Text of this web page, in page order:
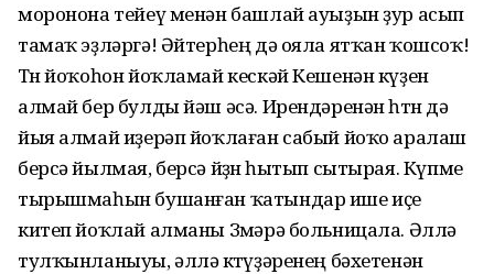
моронона тейеү менән башлай ауыҙын ҙур асып
тамаҡ эҙләргә! Әйтерһең дә ояла ятҡан ҡошсоҡ!
Төн йоҡоһон йоҡламай кескәй Кешенән күҙен
алмай бер булды йәш әсә. Ирендәренән һөтөн дә
йыя алмай иҙерәп йоҡлаған сабый йоҡо аралаш
берсә йылмая, берсә йөҙөн һытып сытырая. Күпме
тырышмаһын бушанған ҡатындар ише иҫе
китеп йоҡлай алманы Зөмәрә больницала. Әллә
тулҡынланыуы, әллә көтөүҙәренең бәхетенән